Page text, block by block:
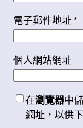
電子郵件地址*
個人網站網址
在瀏覽器中
網址，以供